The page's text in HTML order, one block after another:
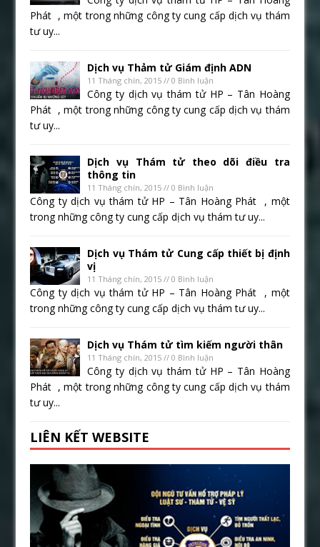
Phát , một trong những công ty cung cấp dịch vụ thám
tư uy...
Dịch vụ Thảm tử Giám định ADN
11 Tháng chín, 2015 // 0 Bình luận
Công ty dịch vụ thám tử HP – Tân Hoàng
Phát , một trong những công ty cung cấp dịch vụ thám
tư uy...
Dịch vụ Thám tử theo dõi điều tra
thông tin
11 Tháng chín, 2015 // 0 Bình luận
Công ty dịch vụ thám tử HP – Tân Hoàng Phát , một
trong những công ty cung cấp dịch vụ thám tư uy...
Dịch vụ Thám tử Cung cấp thiết bị định
vị
11 Tháng chín, 2015 // 0 Bình luận
Công ty dịch vụ thám tử HP – Tân Hoàng Phát , một
trong những công ty cung cấp dịch vụ thám tư uy...
Dịch vụ Thám tử tìm kiếm người thân
11 Tháng chín, 2015 // 0 Bình luận
Công ty dịch vụ thám tử HP – Tân Hoàng
Phát , một trong những công ty cung cấp dịch vụ thám
tư uy...
LIÊN KẾT WEBSITE